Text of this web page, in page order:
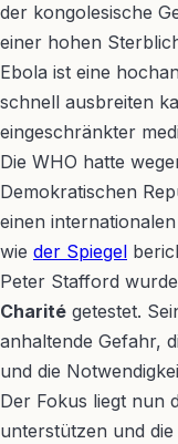
der kongolesische
einer hohen
Ebola ist eine
schnell ausbreiten
eingeschränkter
Die WHO hatte
Demokratischen
einen
wie der Spiegel
Peter Stafford
Charité getestet.
anhaltende Gefahr,
und die
Der Fokus liegt nun
unterstützen und